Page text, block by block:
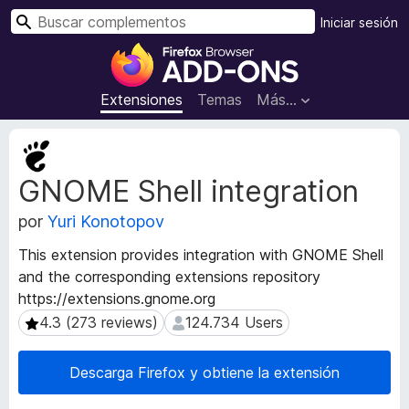
B
u
s
c
e
c
o
m
p
e
Extensiones Temas Más...
Iniciar sesión
B
GNOME Shell integration
por Yuri Konotopov
This extension provides integration with GNOME Shell
and the corresponding extensions repository
https://extensions.gnome.org
4.3 (273 reviews)
4.3 (273 reviews) 124.734 Users
124.734 Users
Descarga Firefox y obtiene la extensión
M
e
t
a
d
t
a
d
e
a
x